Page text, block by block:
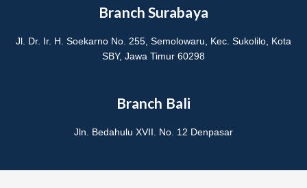
Branch Surabaya
Jl. Dr. Ir. H. Soekarno No. 255, Semolowaru, Kec. Sukolilo, Kota
SBY, Jawa Timur 60298
Branch Bali
Jln. Bedahulu XVII. No. 12 Denpasar